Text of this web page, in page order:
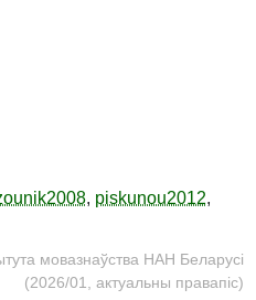
, piskunou2012,
мовазнаўства НАН Беларусі
(2026/01, актуальны правапіс)